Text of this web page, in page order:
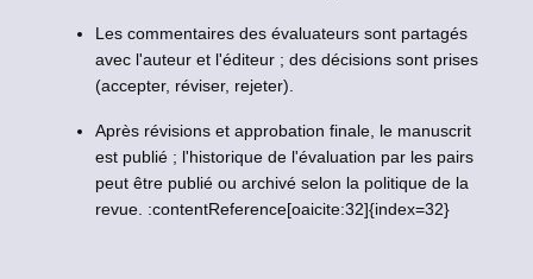
Les commentaires des évaluateurs sont partagés
avec l'auteur et l'éditeur ; des décisions sont prises
(accepter, réviser, rejeter).
Après révisions et approbation finale, le manuscrit
est publié ; l'historique de l'évaluation par les pairs
peut être publié ou archivé selon la politique de la
revue. :contentReference[oaicite:32]{index=32}